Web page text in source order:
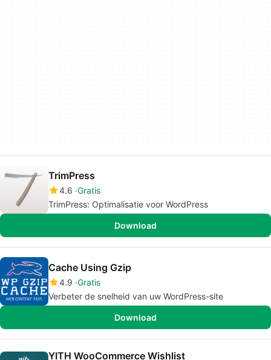
TrimPress
4.6 Gratis
TrimPress: Optimalisatie voor WordPress
Download
Cache Using Gzip
4.9 Gratis
Verbeter de snelheid van uw WordPress-site
Download
YITH WooCommerce Wishlist